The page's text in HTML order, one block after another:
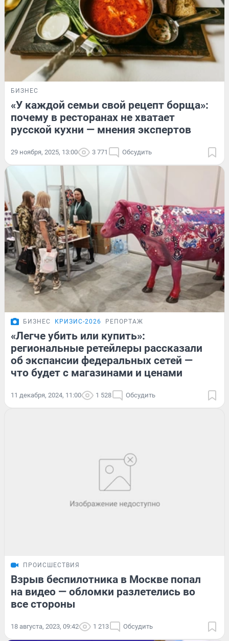
БИЗНЕС
«У каждой семьи свой рецепт борща»:
почему в ресторанах не хватает
русской кухни — мнения экспертов
29 ноября, 2025, 13:00 3 771 Обсудить
БИЗНЕС КРИЗИС-2026 РЕПОРТАЖ
«Легче убить или купить»:
региональные ретейлеры рассказали
об экспансии федеральных сетей —
что будет с магазинами и ценами
11 декабря, 2024, 11:00 1 528 Обсудить
ПРОИСШЕСТВИЯ
Взрыв беспилотника в Москве попал
на видео — обломки разлетелись во
все стороны
18 августа, 2023, 09:42 1 213 Обсудить